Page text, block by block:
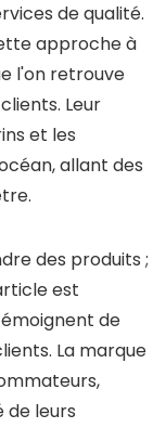
de qualité.
approche à
l'on retrouve
Leur
et les
allant des
des produits ;
est
de
La marque
de leurs